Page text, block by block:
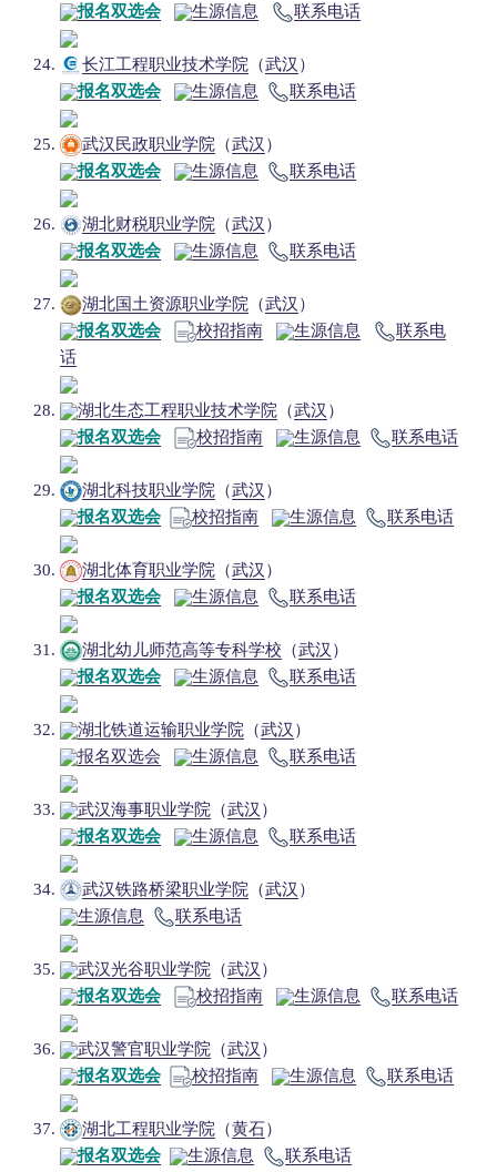
报名双选会
生源信息 联系电话
长江工程职业技术学院 （武汉 ）
报名双选会
生源信息 联系电话
武汉民政职业学院 （武汉 ）
报名双选会
生源信息 联系电话
湖北财税职业学院 （武汉 ）
报名双选会
生源信息 联系电话
湖北国土资源职业学院 （武汉 ）
报名双选会
校招指南 生源信息
联系电
话
湖北生态工程职业技术学院 （武汉 ）
报名双选会
校招指南 生源信息 联系电话
湖北科技职业学院 （武汉 ）
报名双选会
校招指南 生源信息 联系电话
湖北体育职业学院 （武汉 ）
报名双选会
生源信息 联系电话
湖北幼儿师范高等专科学校 （武汉 ）
报名双选会
生源信息 联系电话
湖北铁道运输职业学院 （武汉 ）
报名双选会
生源信息 联系电话
武汉海事职业学院 （武汉 ）
报名双选会
生源信息 联系电话
武汉铁路桥梁职业学院 （武汉 ）
生源信息
联系电话
武汉光谷职业学院 （武汉 ）
报名双选会
校招指南 生源信息 联系电话
武汉警官职业学院 （武汉 ）
报名双选会
校招指南 生源信息 联系电话
湖北工程职业学院 （黄石）
报名双选会
生源信息 联系电话